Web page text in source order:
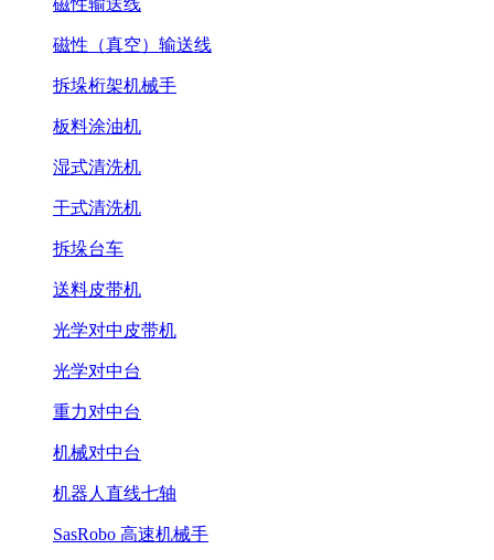
磁性输送线
磁性（真空）输送线
拆垛桁架机械手
板料涂油机
湿式清洗机
干式清洗机
拆垛台车
送料皮带机
光学对中皮带机
光学对中台
重力对中台
机械对中台
机器人直线七轴
SasRobo 高速机械手